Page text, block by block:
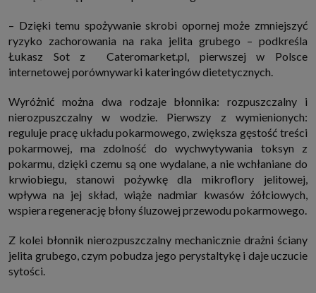
przetwarzania, czyli w przypadku udzielenia zgody do momentu jej
tę zgodę, w przypadku niezbędności danych do wykonania umowy, przez
czas jej wykonywania i ewentualnie okres przedawnienia roszczeń z niej
(zwykle nie więcej niż 3 lata, a maksymalnie 10 lat), a w przypadku, gdy
podstawą przetwarzania danych jest uzasadniony interes administratora,
do czasu zgłoszenia przez Ciebie skutecznego sprzeciwu.
Administratorzy danych mogą powierzać Twoje dane podwykonawcom IT,
księgowym, agencjom marketingowym etc. Zrobią to jedynie na
podstawie umowy o powierzenie przetwarzania danych zobowiązującej
taki podmiot do odpowiedniego zabezpieczenia danych i niekorzystania z
Cookies
Na naszych stronach używamy znaczników internetowych takich jak pliki
np. cookie lub local storage do zbierania i przetwarzania danych
osobowych w celu personalizowania treści i reklam oraz analizowania
ruchu na stronach, aplikacjach i w Internecie. W ten sposób technologię tę
wykorzystują również podmioty z Grupy SAGIER oraz nasi Zaufani
Cookies to dane informatyczne zapisywane w plikach i przechowywane na
Twoim urządzeniu końcowym (tj. twój komputer, tablet, smartphone itp.),
które przeglądarka wysyła do serwera przy każdorazowym wejściu na
stronę z tego urządzenia, podczas gdy odwiedzasz strony w Internecie.
– Dzięki temu spożywanie skrobi opornej może zmniejszyć
ryzyko zachorowania na raka jelita grubego – podkreśla
Łukasz Sot z Cateromarket.pl, pierwszej w Polsce
internetowej porównywarki kateringów dietetycznych.
Wyróżnić można dwa rodzaje błonnika: rozpuszczalny i
nierozpuszczalny w wodzie. Pierwszy z wymienionych:
reguluje pracę układu pokarmowego, zwiększa gęstość treści
pokarmowej, ma zdolność do wychwytywania toksyn z
pokarmu, dzięki czemu są one wydalane, a nie wchłaniane do
krwiobiegu, stanowi pożywkę dla mikroflory jelitowej,
wpływa na jej skład, wiąże nadmiar kwasów żółciowych,
wspiera regenerację błony śluzowej przewodu pokarmowego.
Z kolei błonnik nierozpuszczalny mechanicznie drażni ściany
jelita grubego, czym pobudza jego perystaltykę i daje uczucie
sytości.